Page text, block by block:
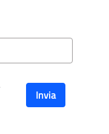
Invia